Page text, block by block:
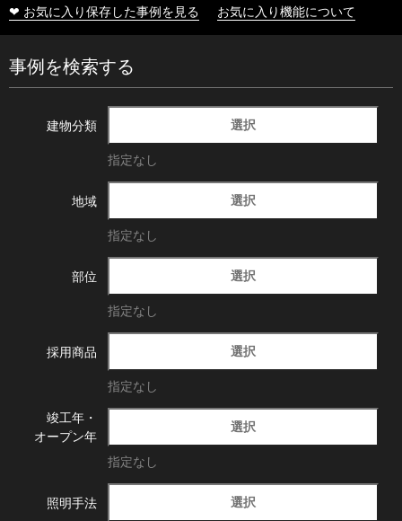
❤ お気に入り保存した事例を見る お気に入り機能について
事例を検索する
建物分類 選択
指定なし
地域 選択
指定なし
部位 選択
指定なし
採用商品 選択
指定なし
竣工年・
オープン年
選択
指定なし
照明手法 選択